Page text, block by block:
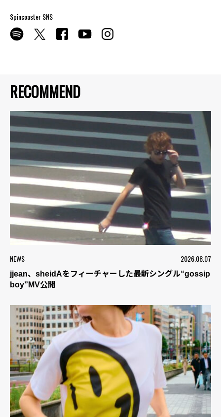
RECOMMEND
NEWS 2026.08.07
jjean、sheidAをフィーチャーした最新シングル“gossip
boy”MV公開
Spincoaster SNS